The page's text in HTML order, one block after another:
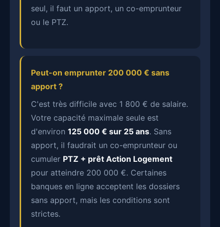
seul, il faut un apport, un co-emprunteur
ou le PTZ.
Peut-on emprunter 200 000 € sans
apport ?
C'est très difficile avec 1 800 € de salaire.
Votre capacité maximale seule est
d'environ 125 000 € sur 25 ans. Sans
apport, il faudrait un co-emprunteur ou
cumuler PTZ + prêt Action Logement
pour atteindre 200 000 €. Certaines
banques en ligne acceptent les dossiers
sans apport, mais les conditions sont
strictes.